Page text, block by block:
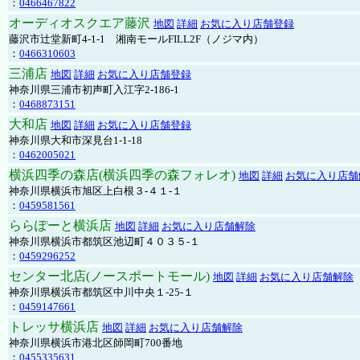
： 0466467822
オーディオスクエア藤沢 地図 詳細 お気に入り店舗登録
藤沢市辻堂新町4-1-1 湘南モールFILL2F（ノジマ内）
： 0466310603
三浦店 地図 詳細 お気に入り店舗登録
神奈川県三浦市初声町入江字2-186-1
： 0468873151
大和店 地図 詳細 お気に入り店舗登録
神奈川県大和市深見台1-1-18
： 0462005021
横浜四季の森店(横浜四季の森フォレオ) 地図 詳細 お気に入り店
神奈川県横浜市旭区上白根３-４１-１
： 0459581561
ららぽーと横浜店 地図 詳細 お気に入り店舗解除
神奈川県横浜市都筑区池辺町４０３５-１
： 0459296252
センター北店(ノースポートモール) 地図 詳細 お気に入り店舗解除
神奈川県横浜市都筑区中川中央１-25-１
： 0459147661
トレッサ横浜店 地図 詳細 お気に入り店舗解除
神奈川県横浜市港北区師岡町700番地
： 0455335631